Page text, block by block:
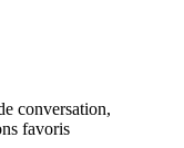
conversation,
favoris